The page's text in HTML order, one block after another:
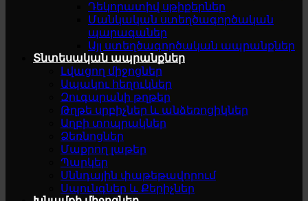
Դեկորատիվ սթիքերներ
Մանկական ստեղծագործական
պարագաներ
Այլ ստեղծագործական ապրանքներ
Տնտեսական ապրանքներ
Լվացող միջոցներ
Ապակու հեղուկներ
Զուգարանի թղթեր
Թղթե սրբիչներ և անձեռոցիկներ
Աղբի տոպրակներ
Ձեռնոցներ
Մաքրող լաթեր
Պարկեր
Սննդային փաթեթավորում
Սպունգներ և Քերիչներ